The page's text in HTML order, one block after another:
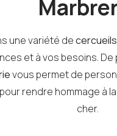
une variété de
et à vos besoins. De
vous permet de
rendre hommage à
cher.